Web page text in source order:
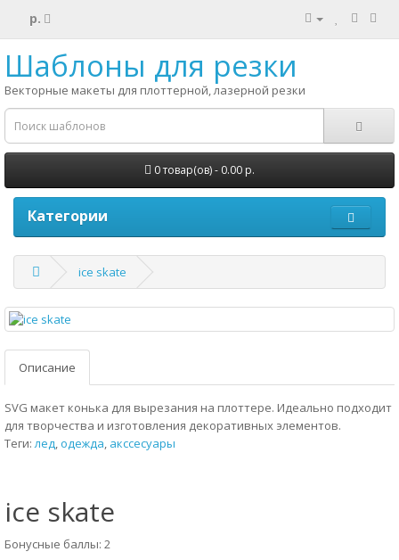
р.
Шаблоны для резки
Векторные макеты для плоттерной, лазерной резки
0 товар(ов) - 0.00 р.
Категории
ice skate
Описание
SVG макет конька для вырезания на плоттере. Идеально подходит
для творчества и изготовления декоративных элементов.
Теги:лед,одежда, акссесуары
ice skate
Бонусные баллы: 2